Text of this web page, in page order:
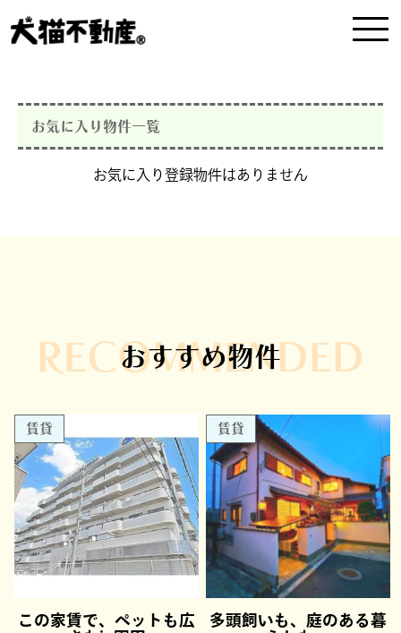
お気に入り物件一覧
お気に入り登録物件はありません
RECOMMENDED
おすすめ物件
賃貸
この家賃で、ペットも広
賃貸
多頭飼いも、庭のある暮